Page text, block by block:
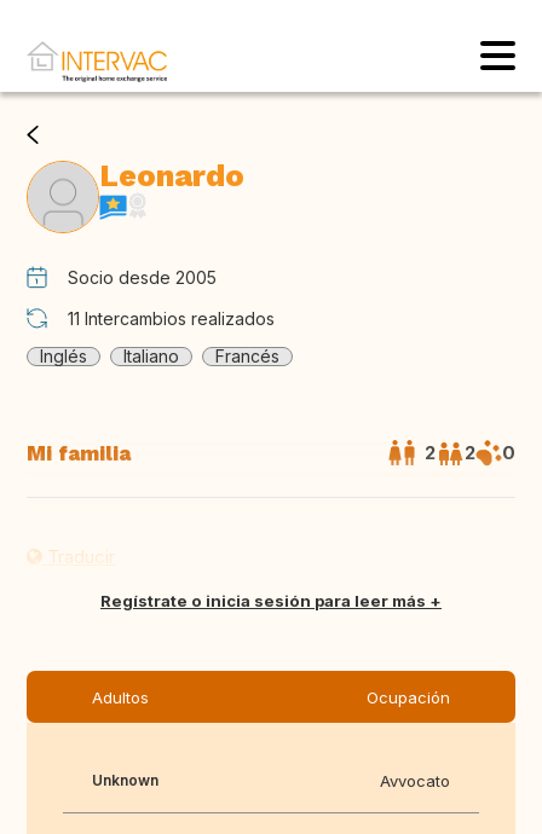
Leonardo
Socio desde 2005
11 Intercambios realizados
Inglés
Italiano Francés
Mi familia 2 2 0
Traducir
Regístrate o inicia sesión para leer más
Adultos Ocupación
Unknown Avvocato